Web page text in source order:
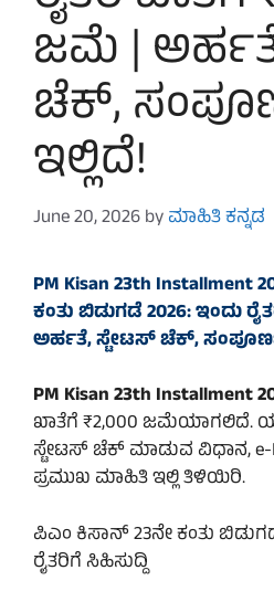
ಜಮೆ |
ಚೆಕ್,
ಇಲ್ಲಿದೆ!
June 20, 2026byಮಾಹಿತಿ ಕನ್ನಡ
PM Kisan 23th Installment
ಕಂತು ಬಿಡುಗಡೆ 2026: ಇಂದು
ಅರ್ಹತೆ, ಸ್ಟೇಟಸ್ ಚೆಕ್,
PM Kisan 23th Installment
ಖಾತೆಗೆ ₹2,000 ಜಮೆಯಾಗಲಿದೆ.
ಸ್ಟೇಟಸ್ ಚೆಕ್ ಮಾಡುವ ವಿಧಾನ, e-
ಪ್ರಮುಖ ಮಾಹಿತಿ ಇಲ್ಲಿ ತಿಳಿಯಿರಿ.
ಪಿಎಂ ಕಿಸಾನ್ 23ನೇ ಕಂತು
ರೈತರಿಗೆ ಸಿಹಿಸುದ್ದಿ